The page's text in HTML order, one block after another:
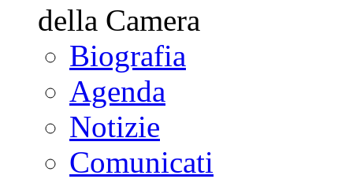
della Camera
Biografia
Agenda
Notizie
Comunicati